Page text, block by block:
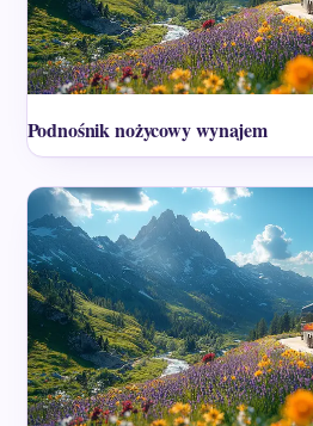
Podnośnik nożycowy wynajem